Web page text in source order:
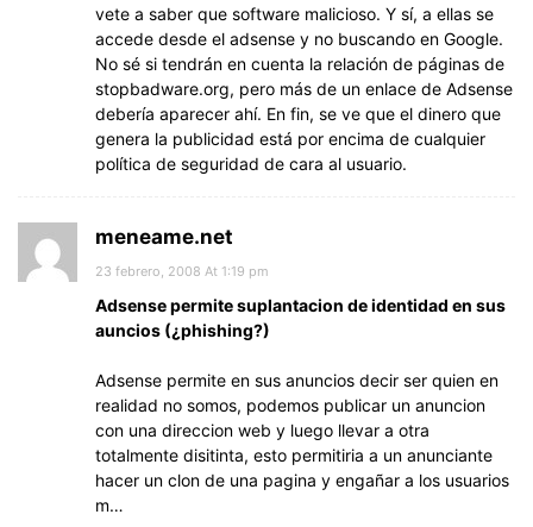
vete a saber que software malicioso. Y sí, a ellas se
accede desde el adsense y no buscando en Google.
No sé si tendrán en cuenta la relación de páginas de
stopbadware.org, pero más de un enlace de Adsense
debería aparecer ahí. En fin, se ve que el dinero que
genera la publicidad está por encima de cualquier
política de seguridad de cara al usuario.
meneame.net
23 febrero, 2008 At 1:19 pm
Adsense permite suplantacion de identidad en sus
auncios (¿phishing?)
Adsense permite en sus anuncios decir ser quien en
realidad no somos, podemos publicar un anuncion
con una direccion web y luego llevar a otra
totalmente disitinta, esto permitiria a un anunciante
hacer un clon de una pagina y engañar a los usuarios
m…